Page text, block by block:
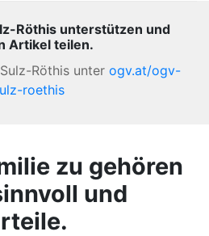
Röthis unterstützen und
Artikel teilen.
Röthis unter ogv.at/ogv-
roethis
zu gehören
und